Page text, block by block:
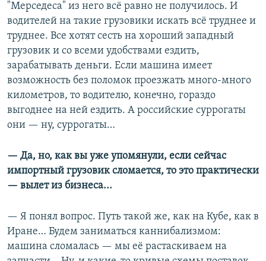
"Мерседеса" из него всё равно не получилось. И
водителей на такие грузовики искать всё труднее и
труднее. Все хотят сесть на хороший западный
грузовик и со всеми удобствами ездить,
зарабатывать деньги. Если машина имеет
возможность без поломок проезжать много-много
километров, то водителю, конечно, гораздо
выгоднее на ней ездить. А российские суррогаты
они — ну, суррогаты…
— Да, но, как вы уже упомянули, если сейчас
импортный грузовик сломается, то это практически
— вылет из бизнеса...
— Я понял вопрос. Путь такой же, как на Кубе, как в
Иране… Будем заниматься каннибализмом:
машина сломалась — мы её растаскиваем на